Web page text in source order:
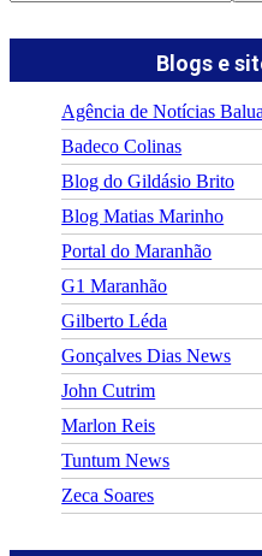
Blogs e
Agência de Notícias
Badeco Colinas
Blog do Gildásio Brito
Blog Matias Marinho
Portal do Maranhão
G1 Maranhão
Gilberto Léda
Gonçalves Dias News
John Cutrim
Marlon Reis
Tuntum News
Zeca Soares